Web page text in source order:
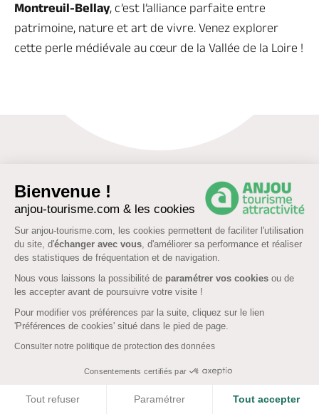
Bienvenue !
anjou-tourisme.com & les cookies
Sur anjou-tourisme.com, les cookies permettent de faciliter l'utilisation
du site, d'échanger avec vous, d'améliorer sa performance et réaliser
des statistiques de fréquentation et de navigation.
Nous vous laissons la possibilité de paramétrer vos cookies ou de
les accepter avant de poursuivre votre visite !
Pour modifier vos préférences par la suite, cliquez sur le lien
'Préférences de cookies' situé dans le pied de page.
Consulter notre politique de protection des données
Consentements certifiés par
Tout refuser Paramétrer Tout accepter
Montreuil-Bellay, c’est l’alliance parfaite entre
patrimoine, nature et art de vivre. Venez explorer
cette perle médiévale au cœur de la Vallée de la Loire !
Partagez votre Anjou avec nous en marquant vos
photos du hashtag#Jaimelanjou!
Brochures & Cartes Offices de tourisme Comment venir ?